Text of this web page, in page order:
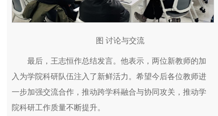
图 讨论与交流
最后，王志恒作总结发言。他表示，两位新教师的加
入为学院科研队伍注入了新鲜活力。希望今后各位教师进
一步加强交流合作，推动跨学科融合与协同攻关，推动学
院科研工作质量不断提升。